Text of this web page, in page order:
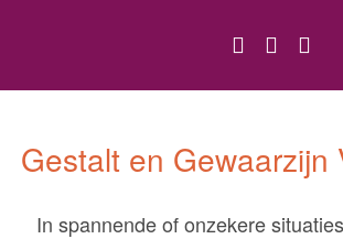
Gestalt en Gewaarzijn
In spannende of onzekere